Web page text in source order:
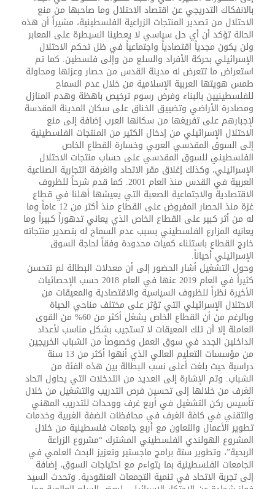
بالانفكاك التدريجي عن اقتصاد الاحتلال وما صاحبها من منع
الاحتلال من تصدير المنتجات الزراعية الفلسطينية، مشيراً أن هذه
الحالة تؤكد أن أي حل سياسي لا يعطينا السيطرة على المعابر
ولن يكون مجدياً اقتصادياً واجتماعياً في ظل تحكم الاحتلال
الإسرائيلي بحركة الأفراد والسلع من وإلى فلسطين. كما تم
استعراض ما تتعرض له مدينة القدس من حصار وعزلها ومحاولة
طمس هويتها العربية الإسلامية من خلال عدم السماح
للفلسطينيين بالبناء وفرض رسوم ترخيص باهظة وهدم المنازل
ومصادرة الأراضي وتضييق الخناق على سكان المدينة المقدسة
لإجبارهم على تفريغها من سكانها العرب إضافة إلى منع
الاحتلال الإسرائيلي من إدخال الكثير من المنتجات الفلسطينية
إلى السوق المقدسي العربي وخسارة القطاع الخاص
الفلسطيني للسوق المقدسي على حساب منتجات الاحتلال
الإسرائيلي، وكذلك إغلاق مقر الاتحاد والغرفة التجارية الصناعية
العربية في القدس منذ العام 2001. كما قدم شرحاً للظروف
الاقتصادية والاجتماعية الصعبة التي يعيشها أهلنا في قطاع
غزة منذ الحصار المفروض على القطاع منذ أكثر من 12 عاماً وما
له من أثر كبير على القطاع الخاص الذي يعاني تدهوراً كبيراً وما
يعانيه المزارع الفلسطيني بسبب عدم السماح له بتصدير منتجاته
خارج القطاع باستثناء كميات محدودة وفقاً لحاجة السوق
الإسرائيلي أحياناً.
وحول التشغيل أشار الحضور إلى أن معدلات البطالة لم تتحسن
كثيراً في العام 2019 عنها في العام 2018 حسب الإحصائيات
الأخيرة نظراً للظروف السياسية والاقتصادية والمعيقات من
الاحتلال الإسرائيلي التي تؤثر على مختلف مناحي الحياة
وبالرغم من أن القطاع الخاص يشغل أكثر من 60% من القوى
العاملة إلا أن تلك المعيقات لا تستجيب بشكل مناسب لأعداد
الداخلين الجدد في سوق العمل وخصوصاً من الشباب الخريجين
من مؤسسات التعليم العالي الذي أنهوا أكثر من 13 سنة
دراسية حيث بلغت أعلى نسب البطالة بين هذه الفئة من
الشباب. وتم الإشارة إلى العديد من التدخلات التي يحاول اتحاد
الغرف من خلالها إلى تحسين فرص التدريب والتشغيل من خلال
تأسيس ركن التشغيل في أربع غرف ووحدات للتدريب المهني
والتقني في كافة الغرف في محافظات الضفة الغربية وخدمات
تطوير الأعمال والتعاون مع أربع جامعات فلسطينية من خلال
المشروع الهولندي الفلسطيني المشترك “مشروع الزراعة
الربحية”، وتطوير ستة برامج ماجستير وتعزيز البحث العلمي في
الجامعات الفلسطينية بما يتواءم مع احتياجات السوق، إضافة
إلى تجربة الاتحاد في تنمية التجمعات العنقودية. وتحدث السيد